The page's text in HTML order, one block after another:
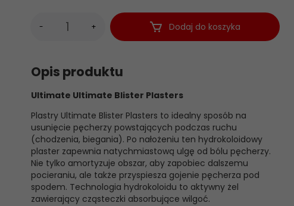
- + Dodaj do koszyka
Opis produktu
Ultimate Ultimate Blister Plasters
Plastry Ultimate Blister Plasters to idealny sposób na
usunięcie pęcherzy powstających podczas ruchu
(chodzenia, biegania). Po nałożeniu ten hydrokoloidowy
plaster zapewnia natychmiastową ulgę od bólu pęcherzy.
Nie tylko amortyzuje obszar, aby zapobiec dalszemu
pocieraniu, ale także przyspiesza gojenie pęcherza pod
spodem. Technologia hydrokoloidu to aktywny żel
zawierający cząsteczki absorbujące wilgoć.